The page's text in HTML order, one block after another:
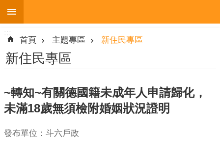
跳到主要內容區塊
進
階
搜
尋
機
簡
:::
首頁 主題專區 新住民專區
新住民專區
~轉知~有關德國籍未成年人申請歸化，
未滿18歲無須檢附婚姻狀況證明
發布單位：斗六戶政